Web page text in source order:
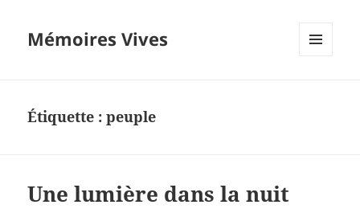
Mémoires Vives
Étiquette :peuple
Une lumière dans la nuit